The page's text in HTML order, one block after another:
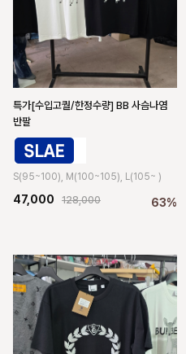
특가[수입고퀄/한정수량] BB 사슴나염
반팔
S(95~100), M(100~105), L(105~ )
47,000 128,000 63%